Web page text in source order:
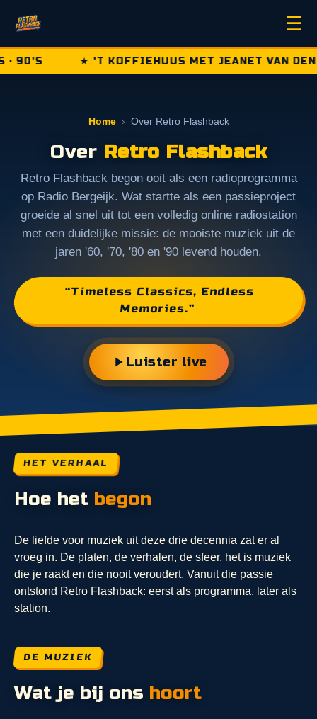
☰
★ 'T KOFFIEHUUS MET JEANET VAN DEN
Home › Over Retro Flashback
Over Retro Flashback
Retro Flashback begon ooit als een radioprogramma
op Radio Bergeijk. Wat startte als een passieproject
groeide al snel uit tot een volledig online radiostation
met een duidelijke missie: de mooiste muziek uit de
jaren '60, '70, '80 en '90 levend houden.
“Timeless Classics, Endless
Memories.”
Luister live
HET VERHAAL
Hoe het begon
De liefde voor muziek uit deze drie decennia zat er al
vroeg in. De platen, de verhalen, de sfeer, het is muziek
die je raakt en die nooit veroudert. Vanuit die passie
ontstond Retro Flashback: eerst als programma, later als
station.
DE MUZIEK
Wat je bij ons hoort